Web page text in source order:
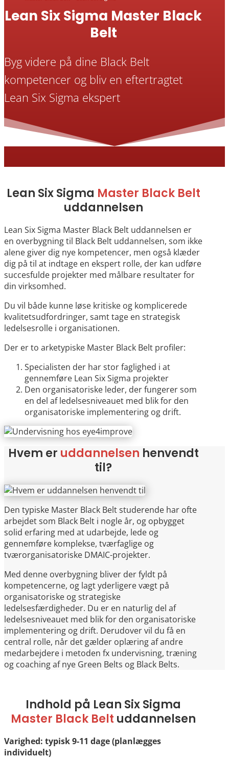
Lean Six Sigma Master Black
Belt
Byg videre på dine Black Belt
kompetencer og bliv en eftertragtet
Lean Six Sigma ekspert
Lean Six Sigma Master Black Belt
uddannelsen
Lean Six Sigma Master Black Belt uddannelsen er
en overbygning til Black Belt uddannelsen, som ikke
alene giver dig nye kompetencer, men også klæder
dig på til at indtage en ekspert rolle, der kan udføre
succesfulde projekter med målbare resultater for
din virksomhed.
Du vil både kunne løse kritiske og komplicerede
kvalitetsudfordringer, samt tage en strategisk
ledelsesrolle i organisationen.
Der er to arketypiske Master Black Belt profiler:
Specialisten der har stor faglighed i at
gennemføre Lean Six Sigma projekter
Den organisatoriske leder, der fungerer som
en del af ledelsesniveauet med blik for den
organisatoriske implementering og drift.
Hvem er uddannelsen henvendt
til?
Den typiske Master Black Belt studerende har ofte
arbejdet som Black Belt i nogle år, og opbygget
solid erfaring med at udarbejde, lede og
gennemføre komplekse, tværfaglige og
tværorganisatoriske DMAIC-projekter.
Med denne overbygning bliver der fyldt på
kompetencerne, og lagt yderligere vægt på
organisatoriske og strategiske
ledelsesfærdigheder. Du er en naturlig del af
ledelsesniveauet med blik for den organisatoriske
implementering og drift. Derudover vil du få en
central rolle, når det gælder oplæring af andre
medarbejdere i metoden fx undervisning, træning
og coaching af nye Green Belts og Black Belts.
Indhold på Lean Six Sigma
Master Black Belt uddannelsen
Varighed: typisk 9-11 dage (planlægges
individuelt)